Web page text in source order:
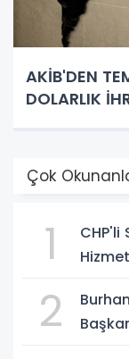
AKİB'DEN
DOLARLIK
Çok
1
CHP'li
2